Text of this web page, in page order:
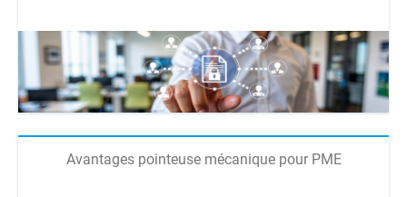
Avantages pointeuse mécanique pour PME